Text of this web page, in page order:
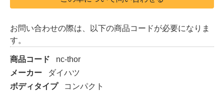
お問い合わせの際は、以下の商品コードが必要になりま
す。
商品コード
nc-thor
メーカー
ダイハツ
ボディタイプ
コンパクト